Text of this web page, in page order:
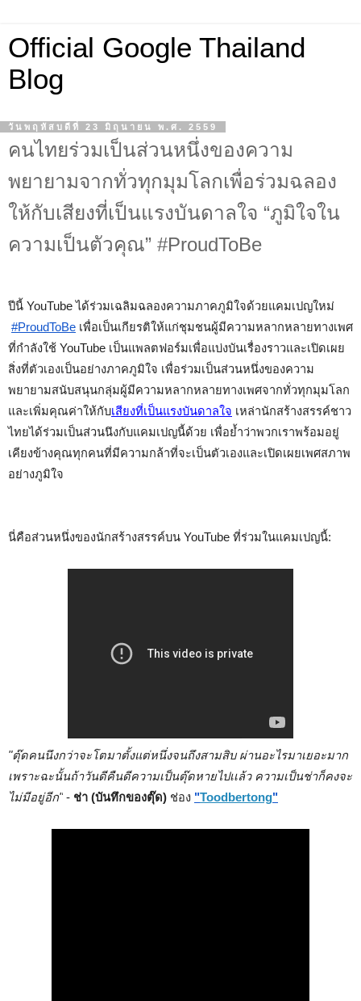
Official Google Thailand
Blog
วันพฤหัสบดีที่ 23 มิถุนายน พ.ศ. 2559
คนไทยร่วมเป็นส่วนหนึ่งของความ
พยายามจากทั่วทุกมุมโลกเพื่อร่วมฉลอง
ให้กับเสียงที่เป็นแรงบันดาลใจ “ภูมิใจใน
ความเป็นตัวคุณ” #ProudToBe
ปีนี้ YouTube ได้ร่วมเฉลิมฉลองความภาคภูมิใจด้วยแคมเปญใหม่
#ProudToBe เพื่อเป็นเกียรติให้แก่ชุมชนผู้มีความหลากหลายทางเพศ
ที่กำลังใช้ YouTube เป็นแพลตฟอร์มเพื่อแบ่งบันเรื่องราวและเปิดเผย
สิ่งที่ตัวเองเป็นอย่างภาคภูมิใจ เพื่อร่วมเป็นส่วนหนึ่งของความ
พยายามสนับสนุนกลุ่มผู้มีความหลากหลายทางเพศจากทั่วทุกมุมโลก
และเพิ่มคุณค่าให้กับเสียงที่เป็นแรงบันดาลใจ เหล่านักสร้างสรรค์ชาว
ไทยได้ร่วมเป็นส่วนนึงกับแคมเปญนี้ด้วย เพื่อย้ำว่าพวกเราพร้อมอยู่
เคียงข้างคุณทุกคนที่มีความกล้าที่จะเป็นตัวเองและเปิดเผยเพศสภาพ
อย่างภูมิใจ
นี่คือส่วนหนึ่งของนักสร้างสรรค์บน YouTube ที่ร่วมในแคมเปญนี้:
"ตุ๊ดคนนึงกว่าจะโตมาตั้งแต่หนึ่งจนถึงสามสิบ ผ่านอะไรมาเยอะมาก
เพราะฉะนั้นถ้าวันดีคืนดีความเป็นตุ๊ดหายไปเเล้ว ความเป็นช่าก็คงจะ
ไม่มีอยู่อีก" - ช่า (บันทึกของตุ๊ด) ช่อง "Toodbertong"